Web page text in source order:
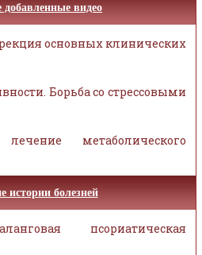
добавленные видео
основных клинических
Борьба со стрессовыми
метаболического
истории болезней
псориатическая